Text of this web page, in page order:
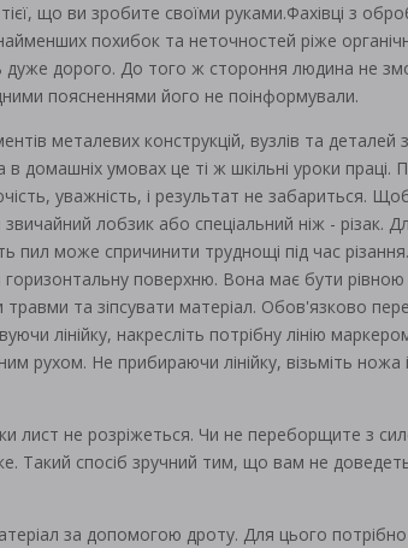
тієї, що ви зробите своїми руками.Фахівці з
похибок та неточностей ріже
дуже дорого. До того ж стороння людина не
поясненнями його не поінформували.
металевих конструкцій, вузлів та деталей
домашніх умовах це ті ж шкільні уроки праці.
уважність, і результат не забариться.
звичайний лобзик або спеціальний ніж - різак.
пил може спричинити труднощі під час
горизонтальну поверхню. Вона має бути
та зіпсувати матеріал. Обов'язково
лінійку, накресліть потрібну лінію
рухом. Не прибираючи лінійку, візьміть ножа і
лист не розріжеться. Чи не переборщите з
Такий спосіб зручний тим, що вам не
за допомогою дроту. Для цього потрібно